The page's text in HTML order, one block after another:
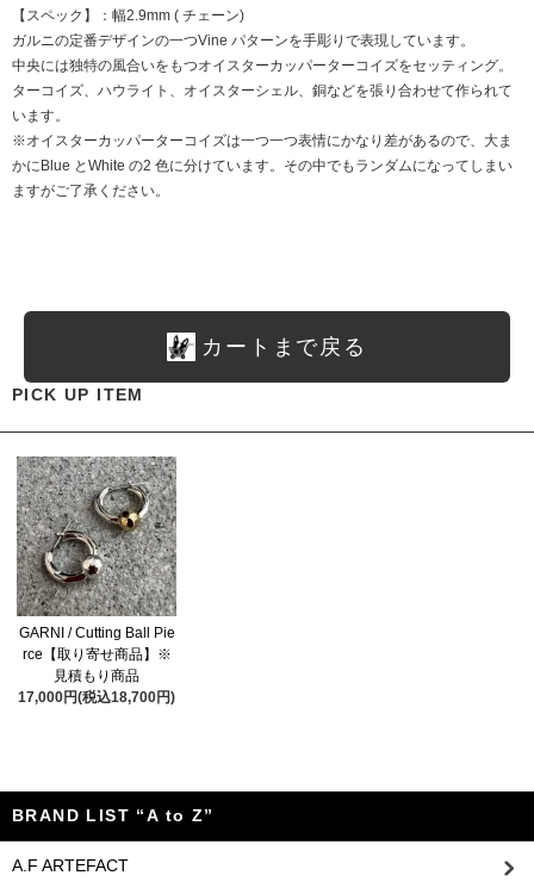
【スペック】：幅2.9mm ( チェーン)
ガルニの定番デザインの一つVine パターンを手彫りで表現しています。
中央には独特の風合いをもつオイスターカッパーターコイズをセッティング。
ターコイズ、ハウライト、オイスターシェル、銅などを張り合わせて作られて
います。
※オイスターカッパーターコイズは一つ一つ表情にかなり差があるので、大ま
かにBlue とWhite の2 色に分けています。その中でもランダムになってしまい
ますがご了承ください。
カートまで戻る
PICK UP ITEM
GARNI / Cutting Ball Pie
rce【取り寄せ商品】※
見積もり商品
17,000円(税込18,700円)
BRAND LIST “A to Z”
A.F ARTEFACT